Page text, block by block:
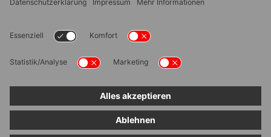
Bestellvorgang|Impressum|Information zur
Barrierefreiheit